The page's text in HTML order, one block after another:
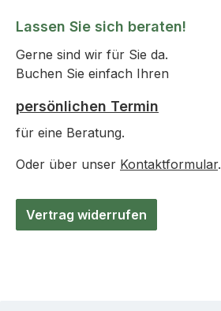
Lassen Sie sich beraten!
Gerne sind wir für Sie da.
Buchen Sie einfach Ihren
persönlichen Termin
für eine Beratung.
Oder über unser Kontaktformular.
Vertrag widerrufen